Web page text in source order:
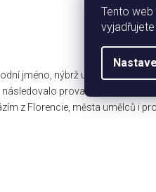
Tento
jméno, nýbrž umělecké.
provazochodectví a
z Florencie, města umělců i